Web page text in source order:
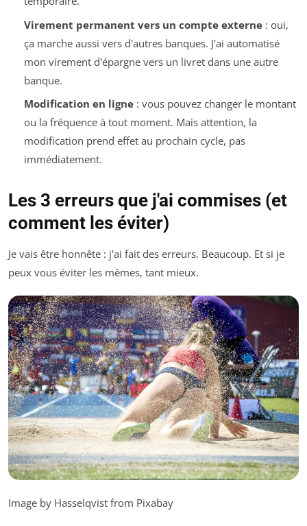
Virement permanent vers un compte externe: oui,
ça marche aussi vers d'autres banques. J'ai automatisé
mon virement d'épargne vers un livret dans une autre
banque.
Modification en ligne: vous pouvez changer le montant
ou la fréquence à tout moment. Mais attention, la
modification prend effet au prochain cycle, pas
immédiatement.
Les 3 erreurs que j'ai commises (et
comment les éviter)
Je vais être honnête : j'ai fait des erreurs. Beaucoup. Et si je
peux vous éviter les mêmes, tant mieux.
Image by Hasselqvist from Pixabay